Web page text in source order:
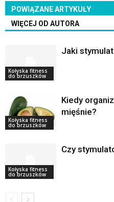
POWIĄZANE ARTYKUŁY
WIĘCEJ OD AUTORA
Kołyska fitness
do brzuszków
Jaki
Kołyska fitness
do brzuszków
Kiedy
mięśnie?
Kołyska fitness
do brzuszków
Czy